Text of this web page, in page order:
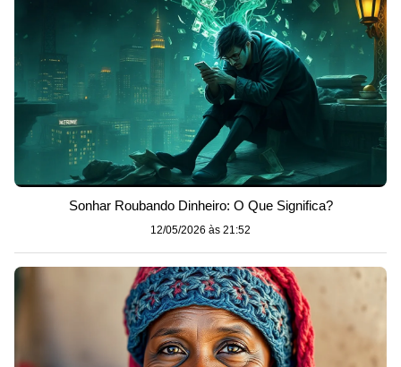
Sonhar Roubando Dinheiro: O Que Significa?
12/05/2026 às 21:52